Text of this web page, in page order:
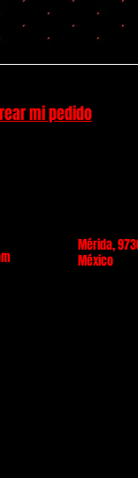
mi pedido
Mérida,
México